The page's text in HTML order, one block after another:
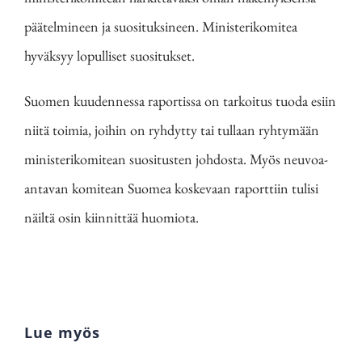
päätelmineen ja suosituksineen. Ministerikomitea
hyväksyy lopulliset suositukset.
Suomen kuudennessa raportissa on tarkoitus tuoda esiin
niitä toimia, joihin on ryhdytty tai tullaan ryhtymään
ministerikomitean suositusten johdosta. Myös neuvoa-
antavan komitean Suomea koskevaan raporttiin tulisi
näiltä osin kiinnittää huomiota.
Lue myös